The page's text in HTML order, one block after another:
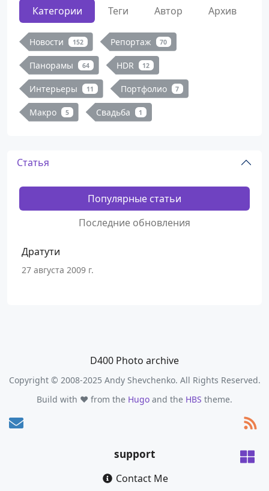
Категории Теги Автор Архив
Новости 152 Репортаж 70
Панорамы 64 HDR 12
Интерьеры 11 Портфолио 7
Макро 5 Свадьба 1
Статья
Популярные статьи
Последние обновления
Дратути
27 августа 2009 г.
D400 Photo archive
Copyright © 2008-2025 Andy Shevchenko. All Rights Reserved.
Build with ❤️ from the Hugo and the HBS theme.
support
Contact Me